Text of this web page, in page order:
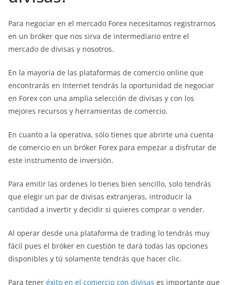
Para negociar en el mercado Forex necesitamos registrarnos
en un bróker que nos sirva de intermediario entre el
mercado de divisas y nosotros.
En la mayoría de las plataformas de comercio online que
encontrarás en Internet tendrás la oportunidad de negociar
en Forex con una amplia selección de divisas y con los
mejores recursos y herramientas de comercio.
En cuanto a la operativa, sólo tienes que abrirte una cuenta
de comercio en un bróker Forex para empezar a disfrutar de
este instrumento de inversión.
Para emitir las ordenes lo tienes bien sencillo, solo tendrás
que elegir un par de divisas extranjeras, introducir la
cantidad a invertir y decidir si quieres comprar o vender.
Al operar desde una plataforma de trading lo tendrás muy
fácil pues el bróker en cuestión te dará todas las opciones
disponibles y tú solamente tendrás que hacer clic.
Para tener éxito en el comercio con divisas es importante que